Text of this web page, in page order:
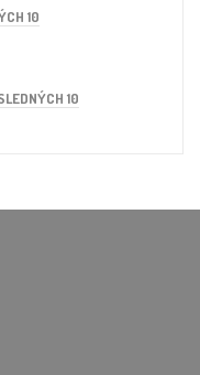
10
10